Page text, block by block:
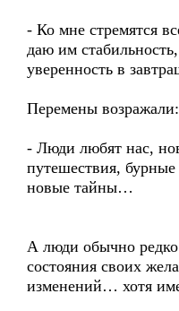
- Ко мне стремятся
даю им
уверенность в
Перемены возражали:
- Люди любят нас,
путешествия, бурные
новые тайны…
А люди обычно редко
состояния своих
изменений… хотя